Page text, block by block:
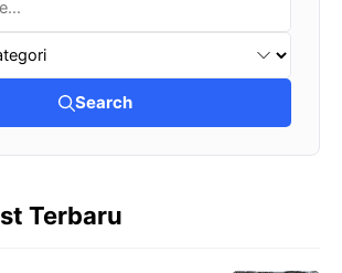
Search
Terbaru